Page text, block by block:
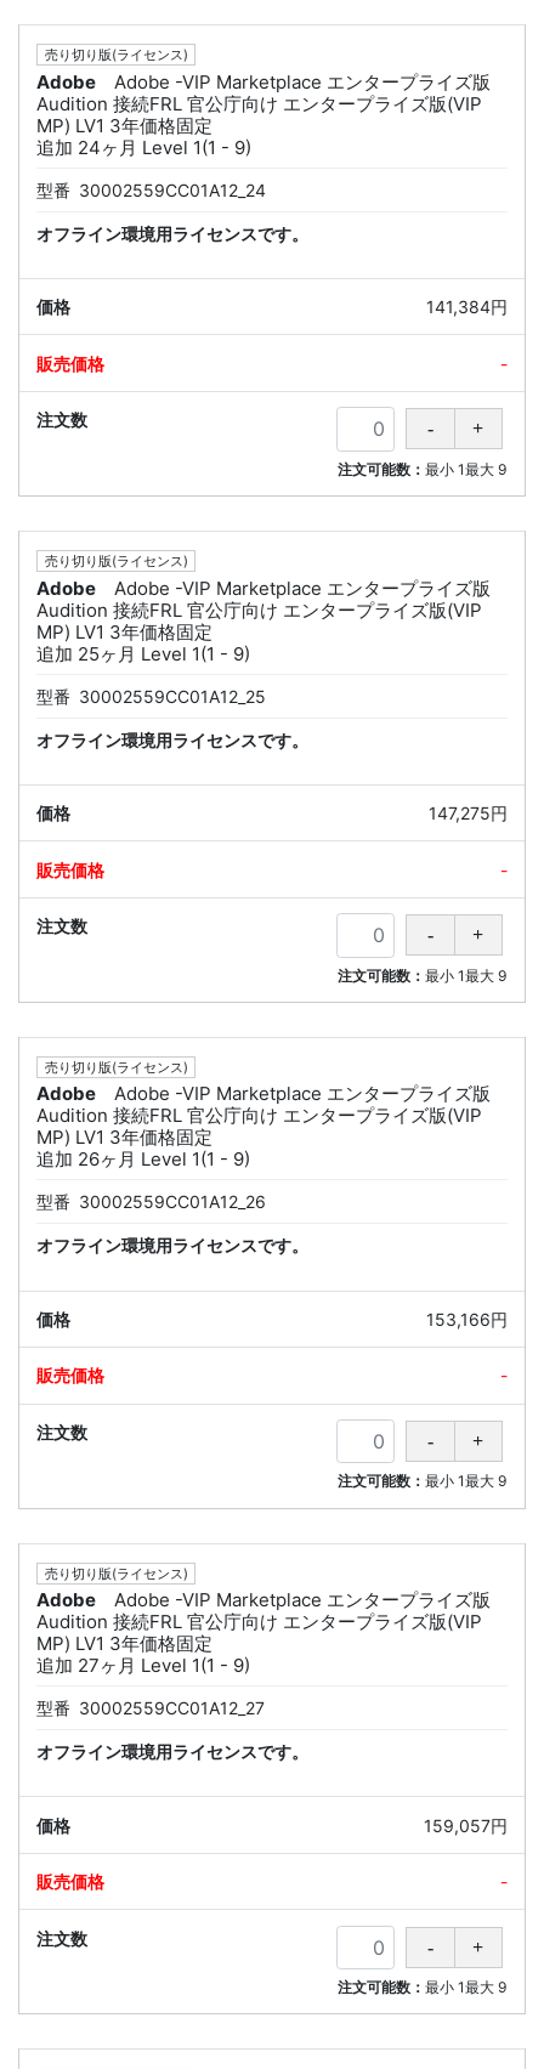
売り切り版(ライセンス)
Adobe
Adobe -VIP Marketplace エンタープライズ版
Audition 接続FRL 官公庁向け エンタープライズ版(VIP
MP) LV1 3年価格固定
追加 24ヶ月 Level 1(1 - 9)
型番 30002559CC01A12_24
オフライン環境用ライセンスです。
141,384円
-
注文可能数：最小 1最大 9
売り切り版(ライセンス)
Adobe
Adobe -VIP Marketplace エンタープライズ版
Audition 接続FRL 官公庁向け エンタープライズ版(VIP
MP) LV1 3年価格固定
追加 25ヶ月 Level 1(1 - 9)
型番 30002559CC01A12_25
オフライン環境用ライセンスです。
147,275円
-
注文可能数：最小 1最大 9
売り切り版(ライセンス)
Adobe
Adobe -VIP Marketplace エンタープライズ版
Audition 接続FRL 官公庁向け エンタープライズ版(VIP
MP) LV1 3年価格固定
追加 26ヶ月 Level 1(1 - 9)
型番 30002559CC01A12_26
オフライン環境用ライセンスです。
153,166円
-
注文可能数：最小 1最大 9
売り切り版(ライセンス)
Adobe
Adobe -VIP Marketplace エンタープライズ版
Audition 接続FRL 官公庁向け エンタープライズ版(VIP
MP) LV1 3年価格固定
追加 27ヶ月 Level 1(1 - 9)
型番 30002559CC01A12_27
オフライン環境用ライセンスです。
159,057円
-
注文可能数：最小 1最大 9